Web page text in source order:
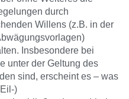
durch
Willens (z.B. in der
Insbesondere bei
unter der Geltung des
sind, erscheint es – was
)